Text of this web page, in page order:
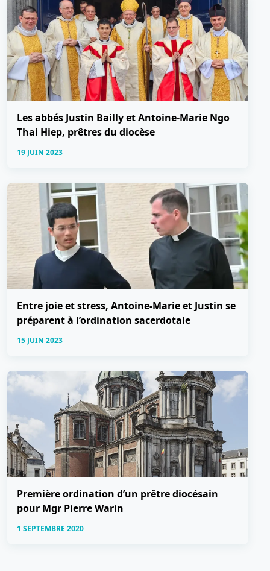
Les abbés Justin Bailly et Antoine-Marie Ngo
Thai Hiep, prêtres du diocèse
19 JUIN 2023
Entre joie et stress, Antoine-Marie et Justin se
préparent à l’ordination sacerdotale
15 JUIN 2023
Première ordination d’un prêtre diocésain
pour Mgr Pierre Warin
1 SEPTEMBRE 2020